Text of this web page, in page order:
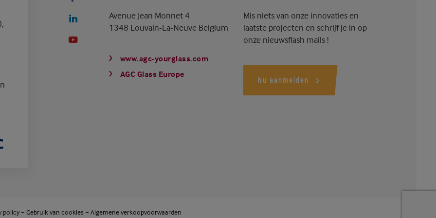
Avenue Jean Monnet 4
1348 Louvain-La-Neuve Belgium
www.agc-yourglass.com
AGC Glass Europe
Mis niets van onze innovaties en
laatste projecten en schrijf je in op
onze nieuwsflash mails !
Nu aanmelden
policy Gebruik van cookies Algemene verkoopvoorwaarden